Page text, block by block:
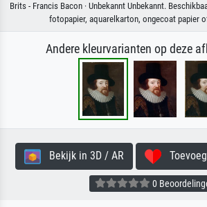
Brits - Francis Bacon · Unbekannt Unbekannt.
fotopapier, aquarelkarton, ongecoat papier
Andere kleurvarianten op deze
Bekijk in 3D / AR
0